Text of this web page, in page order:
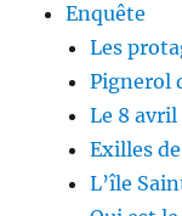
Enquête
Les
Pignerol
Le 8 avril
Exilles
L’île